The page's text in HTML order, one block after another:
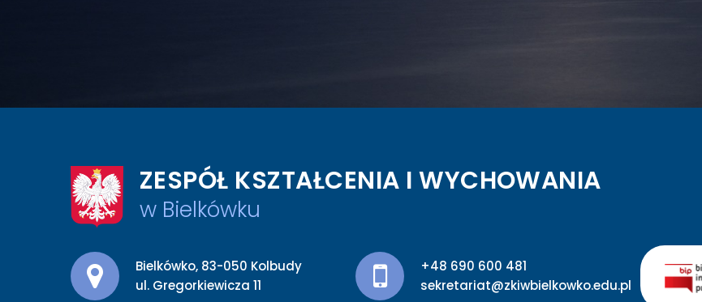
ZESPÓŁ KSZTAŁCENIA I WYCHOWANIA
w Bielkówku
Adres pocztowy:
Bielkówko, 83-050 Kolbudy
ul. Gregorkiewicza 11
+48 690 600 481
sekretariat@zkiwbielkowko.edu.pl